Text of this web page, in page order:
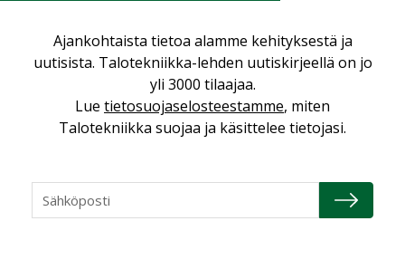
NÄKÖKULMIA
Puheista tekoihin – uusin teknologia
käyttöön kiinteistöissä
KOLUMNI
KOLUMNI
Ajankohtaista tietoa alamme kehityksestä ja
uutisista. Talotekniikka-lehden uutiskirjeellä on jo
yli 3000 tilaajaa.
Lue tietosuojaselosteestamme, miten
Talotekniikka suojaa ja käsittelee tietojasi.